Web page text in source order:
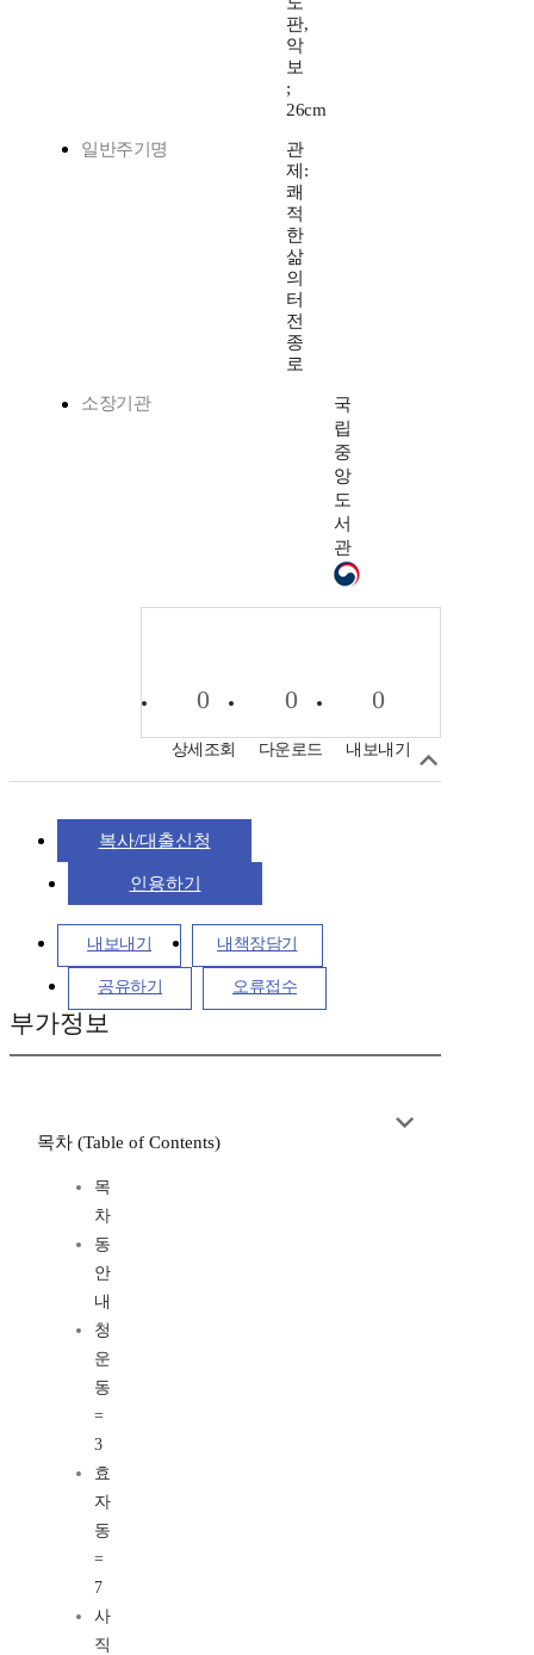
판,
악
보
;
26cm
일반주기명
관
제:
쾌
적
한
삶
의
터
전
종
로
소장기관
국
립
중
앙
도
서
관
0
상세조회
0
다운로드
0
내보내기
복사/대출신청
인용하기
내보내기 내책장담기
공유하기 오류접수
부가정보
목차 (Table of Contents)
목
차
동
안
내
청
운
동
=
3
효
자
동
=
7
사
직